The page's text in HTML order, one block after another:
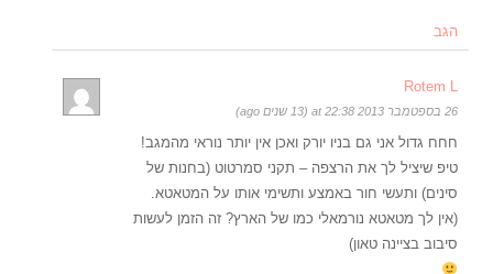
הגב
Rotem L
26 בספטמבר 2013 at 22:38 (13 שנים ago)
חחח גדול אני גם בניו יורק ואכן אין יותר נוראי מהמגב!
טיפ שיציל לך את הרצפה – תקני סמרטוט (בחנות של
סינים) ותעשי חור באמצע ותשימי אותו על המטאטא.
(אין לך מטאטא נורמאלי כמו של הארץ? זה הזמן לעשות
סיבוב בציינה טאון)